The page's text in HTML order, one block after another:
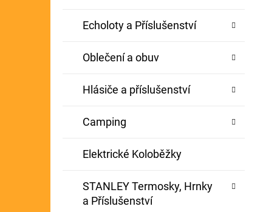
Echoloty a Příslušenství
Oblečení a obuv
Hlásiče a příslušenství
Camping
Elektrické Koloběžky
STANLEY Termosky, Hrnky
a Příslušenství